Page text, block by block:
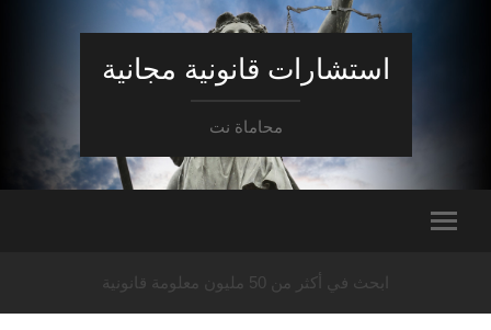
استشارات قانونية مجانية
محاماة نت
ابحث في أكثر من 50 مليون معلومة قانونية